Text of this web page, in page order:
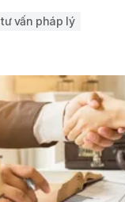
tư vấn pháp lý